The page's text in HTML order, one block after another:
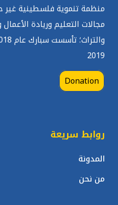
منظمة تنموية فلسطينية
مجالات التعليم وريادة
2019
Donation
روابط سريعة
المدونة
من نحن